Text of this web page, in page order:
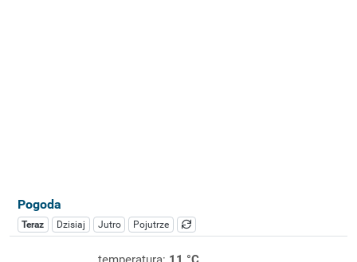
Pogoda
Teraz Dzisiaj Jutro Pojutrze